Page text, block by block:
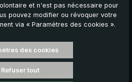
et n'est pas nécessaire pour
pouvez modifier ou révoquer votre
via « Paramètres des cookies ».
des cookies
Refuser tout